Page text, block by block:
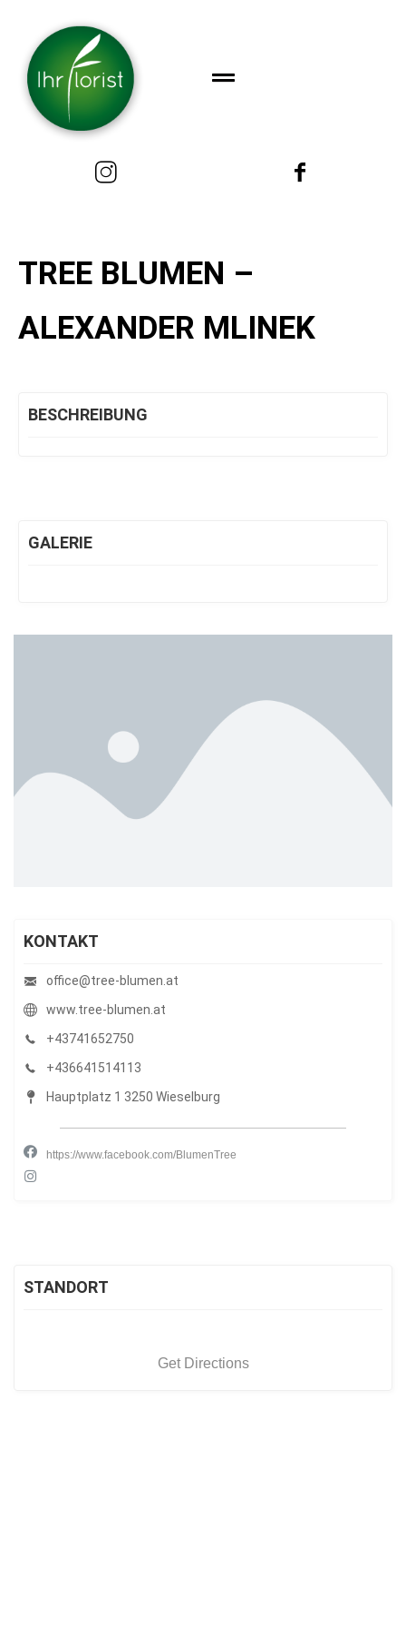
TREE BLUMEN –
ALEXANDER MLINEK
BESCHREIBUNG
GALERIE
KONTAKT
office@tree-blumen.at
www.tree-blumen.at
+43741652750
+436641514113
Hauptplatz 1 3250 Wieselburg
https://www.facebook.com/BlumenTree
STANDORT
Get Directions